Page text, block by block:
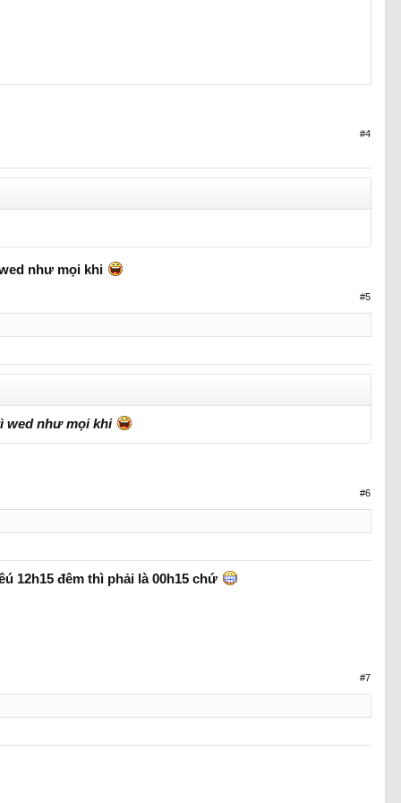
#4
như mọi khi
#5
wed như mọi khi
#6
12h15 đêm thì phải là 00h15 chứ
#7